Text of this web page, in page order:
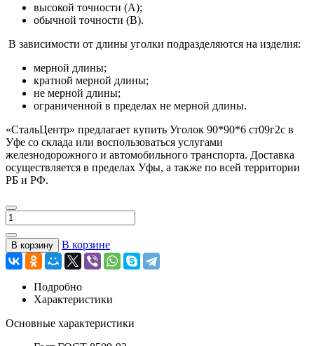
высокой точности (А);
обычной точности (В).
В зависимости от длины уголки подразделяются на изделия:
мерной длины;
кратной мерной длины;
не мерной длины;
ограниченной в пределах не мерной длины.
«СтальЦентр» предлагает купить Уголок 90*90*6 ст09г2с в
Уфе со склада или воспользоваться услугами
железнодорожного и автомобильного транспорта. Доставка
осуществляется в пределах Уфы, а также по всей территории
РБ и РФ.
В корзину В корзине
Подробно
Характеристики
Основные характеристики